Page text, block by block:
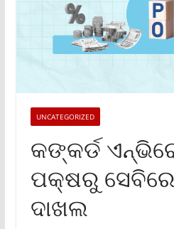
UNCATEGORIZED
କଙ୍କର୍ଡ
ପକ୍ଷରୁ
ଦାଖଲ